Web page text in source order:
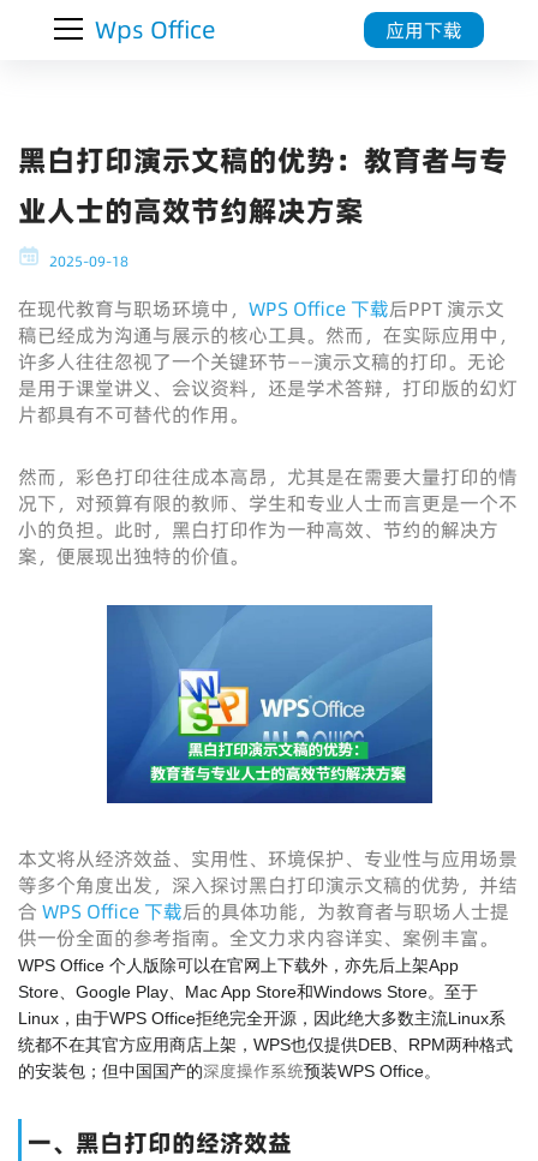
Wps Office 应用下载
黑白打印演示文稿的优势：教育者与专
业人士的高效节约解决方案
2025-09-18
在现代教育与职场环境中， WPS Office 下载后PPT 演示文
稿已经成为沟通与展示的核心工具。然而，在实际应用中，
许多人往往忽视了一个关键环节——演示文稿的打印。无论
是用于课堂讲义、会议资料，还是学术答辩，打印版的幻灯
片都具有不可替代的作用。
然而，彩色打印往往成本高昂，尤其是在需要大量打印的情
况下，对预算有限的教师、学生和专业人士而言更是一个不
小的负担。此时，黑白打印作为一种高效、节约的解决方
案，便展现出独特的价值。
本文将从经济效益、实用性、环境保护、专业性与应用场景
等多个角度出发，深入探讨黑白打印演示文稿的优势，并结
合 WPS Office 下载后的具体功能，为教育者与职场人士提
供一份全面的参考指南。全文力求内容详实、案例丰富。
WPS Office 个人版除可以在官网上下载外，亦先后上架App
Store、Google Play、Mac App Store和Windows Store。至于
Linux，由于WPS Office拒绝完全开源，因此绝大多数主流Linux系
统都不在其官方应用商店上架，WPS也仅提供DEB、RPM两种格式
的安装包；但中国国产的深度操作系统预装WPS Office。
一、黑白打印的经济效益